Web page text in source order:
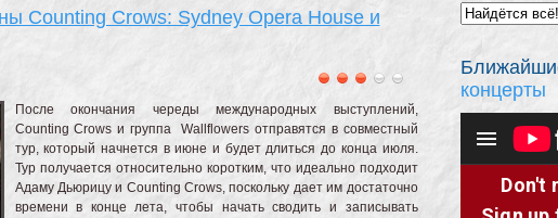
Counting Crows: Sydney Opera House и
После окончания череды международных выступлений,
Counting Crows и группа Wallflowers отправятся в совместный
тур, который начнется в июне и будет длиться до конца июля.
Тур получается относительно коротким, что идеально подходит
Адаму Дьюрицу и Counting Crows, поскольку дает им достаточно
времени в конце лета, чтобы начать сводить и записывать
концерты